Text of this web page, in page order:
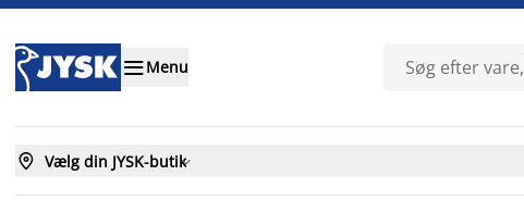
Menu
 Vælg din JYSK-butik